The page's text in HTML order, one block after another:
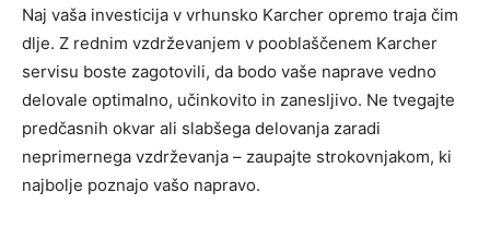
Naj vaša investicija v vrhunsko Karcher opremo traja čim
dlje. Z rednim vzdrževanjem v pooblaščenem Karcher
servisu boste zagotovili, da bodo vaše naprave vedno
delovale optimalno, učinkovito in zanesljivo. Ne tvegajte
predčasnih okvar ali slabšega delovanja zaradi
neprimernega vzdrževanja – zaupajte strokovnjakom, ki
najbolje poznajo vašo napravo.